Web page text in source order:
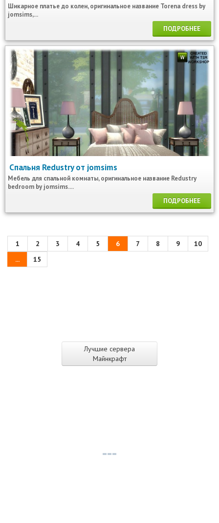
Лучшие сервера
Майнкрафт
Шикарное платье до колен, оригинальное название Torena dress by
jomsims,...
ПОДРОБНЕЕ
Спальня Redustry от jomsims
Мебель для спальной комнаты, оригинальное название Redustry
bedroom by jomsims....
ПОДРОБНЕЕ
1 2 3 4 5 6 7 8 9
10
...
15